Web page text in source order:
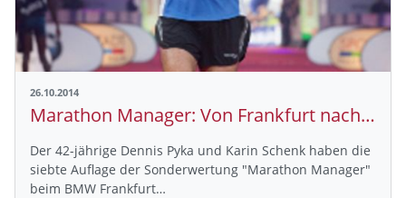
26.10.2014
Marathon Manager: Von Frankfurt nach Mauritius
Der 42-jährige Dennis Pyka und Karin Schenk haben die
siebte Auflage der Sonderwertung "Marathon Manager"
beim BMW Frankfurt…